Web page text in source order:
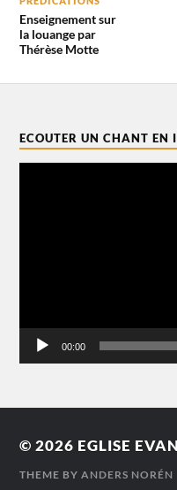
Enseignement sur
la louange par
Thérèse Motte
ECOUTER UN CHANT EN
00:00
© 2026 EGLISE
THEME BYANDERS NORÉN